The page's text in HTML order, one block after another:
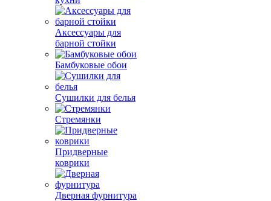
Аксессуары для
барной стойки
Бамбуковые обои
Сушилки для белья
Стремянки
Придверные
коврики
Дверная фурнитура